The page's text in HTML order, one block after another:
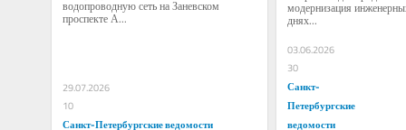
водопроводную сеть на Заневском
проспекте А...
29.07.2026
10
Санкт-Петербургские ведомости
модернизация
днях...
03.06.2026
30
Санкт-
Петербургские
ведомости